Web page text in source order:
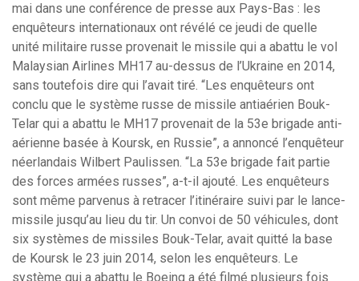
mai dans une conférence de presse aux Pays-Bas : les
enquêteurs internationaux ont révélé ce jeudi de quelle
unité militaire russe provenait le missile qui a abattu le vol
Malaysian Airlines MH17 au-dessus de l’Ukraine en 2014,
sans toutefois dire qui l’avait tiré. “Les enquêteurs ont
conclu que le système russe de missile antiaérien Bouk-
Telar qui a abattu le MH17 provenait de la 53e brigade anti-
aérienne basée à Koursk, en Russie”, a annoncé l’enquêteur
néerlandais Wilbert Paulissen. “La 53e brigade fait partie
des forces armées russes”, a-t-il ajouté. Les enquêteurs
sont même parvenus à retracer l’itinéraire suivi par le lance-
missile jusqu’au lieu du tir. Un convoi de 50 véhicules, dont
six systèmes de missiles Bouk-Telar, avait quitté la base
de Koursk le 23 juin 2014, selon les enquêteurs. Le
système qui a abattu le Boeing a été filmé plusieurs fois